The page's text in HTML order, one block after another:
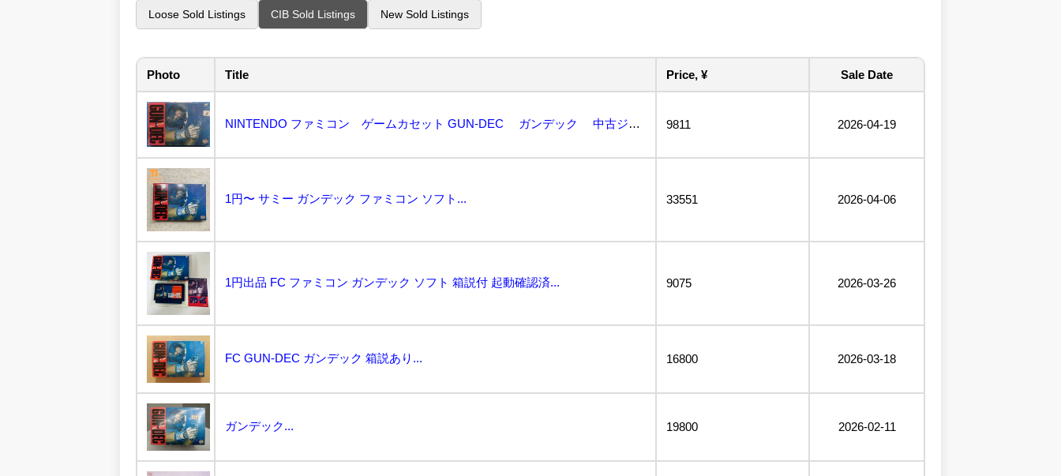
Loose Sold Listings CIB Sold Listings New Sold Listings
Photo Title Price, ¥ Sale Date
NINTENDO ファミコン ゲームカセット GUN-DEC ガンデック 中古ジャンク品 1... 9811 2026-04-19
1円〜 サミー ガンデック ファミコン ソフト... 33551 2026-04-06
1円出品 FC ファミコン ガンデック ソフト 箱説付 起動確認済... 9075 2026-03-26
FC GUN-DEC ガンデック 箱説あり... 16800 2026-03-18
ガンデック... 19800 2026-02-11